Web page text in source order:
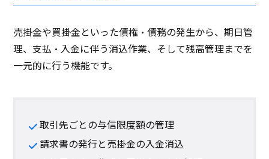
売掛金や買掛金といった債権・債務の発生から、期日管
理、支払・入金に伴う消込作業、そして残高管理までを
一元的に行う機能です。
取引先ごとの与信限度額の管理
請求書の発行と売掛金の入金消込